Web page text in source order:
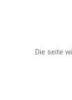
Die seite